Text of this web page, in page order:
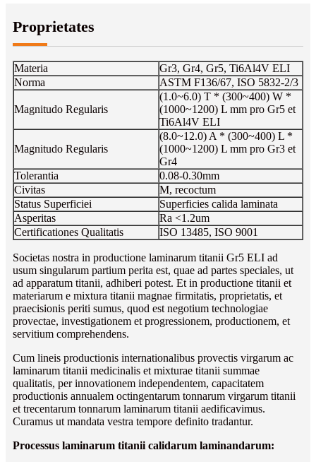
Proprietates
Materia
Gr3, Gr4, Gr5, Ti6Al4V ELI
Norma
ASTM F136/67, ISO 5832-2/3
Magnitudo Regularis
(1.0~6.0) T * (300~400) W *
(1000~1200) L mm pro Gr5 et
Ti6Al4V ELI
Magnitudo Regularis
(8.0~12.0) A * (300~400) L *
(1000~1200) L mm pro Gr3 et
Gr4
Tolerantia
0.08-0.30mm
Civitas
M, recoctum
Status Superficiei
Superficies calida laminata
Asperitas
Ra <1.2um
Certificationes Qualitatis
ISO 13485, ISO 9001
Societas nostra in productione laminarum titanii Gr5 ELI ad
usum singularum partium perita est, quae ad partes speciales, ut
ad apparatum titanii, adhiberi potest. Et in productione titanii et
materiarum e mixtura titanii magnae firmitatis, proprietatis, et
praecisionis periti sumus, quod est negotium technologiae
provectae, investigationem et progressionem, productionem, et
servitium comprehendens.
Cum lineis productionis internationalibus provectis virgarum ac
laminarum titanii medicinalis et mixturae titanii summae
qualitatis, per innovationem independentem, capacitatem
productionis annualem octingentarum tonnarum virgarum titanii
et trecentarum tonnarum laminarum titanii aedificavimus.
Curamus ut mandata vestra tempore definito tradantur.
Processus laminarum titanii calidarum laminandarum: